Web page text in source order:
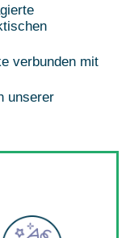
verbunden mit
unserer